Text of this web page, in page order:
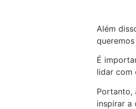
Além
É
lidar com
Portanto,
inspirar a